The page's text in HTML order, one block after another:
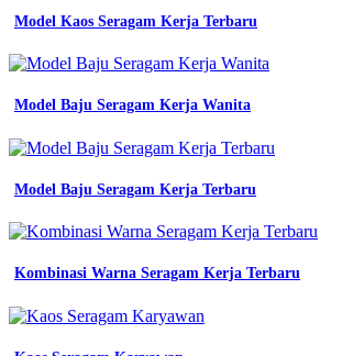
model
seragam
paling
seragam
keren
Seragam
Safety
Model Kaos Seragam Kerja Terbaru
Model Baju Seragam Kerja Wanita
Model Baju Seragam Kerja Terbaru
Kombinasi Warna Seragam Kerja Terbaru